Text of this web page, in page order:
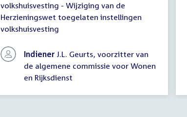
volkshuisvesting - Wijziging van de
Herzieningswet toegelaten instellingen
volkshuisvesting
Indiener J.L. Geurts, voorzitter van
de algemene commissie voor Wonen
en Rijksdienst